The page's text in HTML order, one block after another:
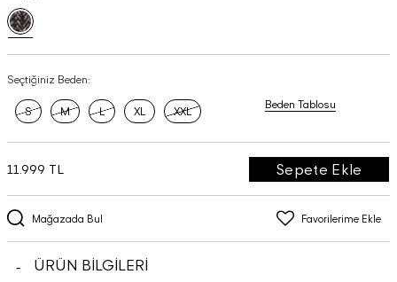
Seçtiğiniz Beden:
S M L XL XXL
Beden Tablosu
Mağazada Bul Favorilerime Ekle
11.999 TL Sepete Ekle
ÜRÜN BİLGİLERİ